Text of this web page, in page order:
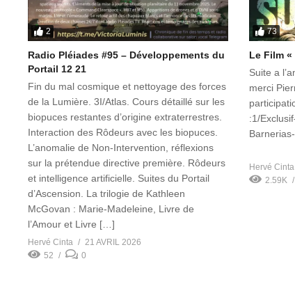
2
Radio Pléiades #95 – Développements du
Portail 12 21
Fin du mal cosmique et nettoyage des forces
de la Lumière. 3I/Atlas. Cours détaillé sur les
biopuces restantes d’origine extraterrestres.
Interaction des Rôdeurs avec les biopuces.
L’anomalie de Non-Intervention, réflexions
sur la prétendue directive première. Rôdeurs
et intelligence artificielle. Suites du Portail
d’Ascension. La trilogie de Kathleen
McGovan : Marie-Madeleine, Livre de
l’Amour et Livre […]
Hervé Cinta
21 AVRIL 2026
52
0
73
Le Film
Suite a
merci
:1/
Hervé Cinta
2.59K